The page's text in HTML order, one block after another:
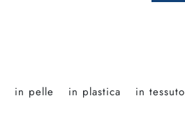
in pelle in plastica in tessuto